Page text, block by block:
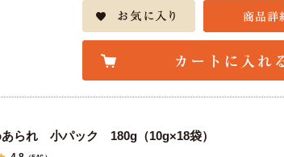
あられ 小パック 180g（10g×18袋）